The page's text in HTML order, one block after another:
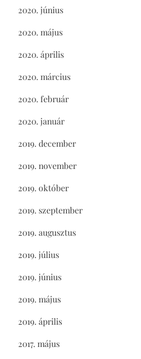
2020. június
2020. május
2020. április
2020. március
2020. február
2020. január
2019. december
2019. november
2019. október
2019. szeptember
2019. augusztus
2019. július
2019. június
2019. május
2019. április
2017. május